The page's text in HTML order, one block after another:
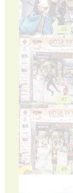
45
47
49